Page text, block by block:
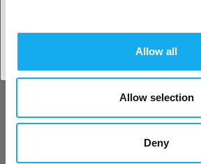
Allow all
Allow selection
Deny
GOED ME TE WETEN EN INSPIRATIE